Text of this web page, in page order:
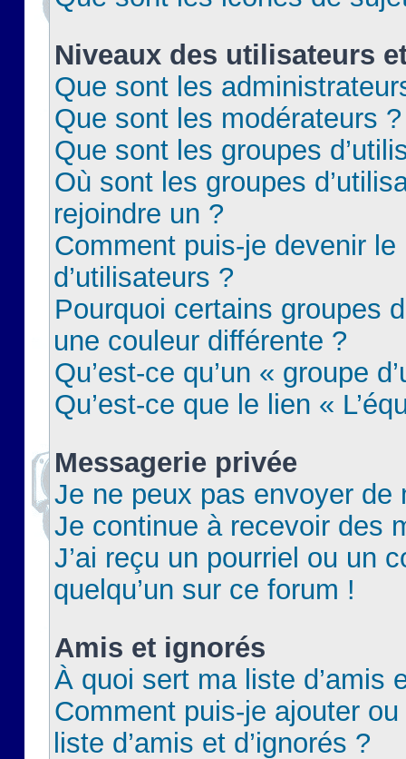
Niveaux des utilisateurs
Que sont les
Que sont les modérateurs ?
Que sont les groupes
Où sont les groupes
rejoindre un ?
Comment puis-je devenir le
d’utilisateurs ?
Pourquoi certains groupes
une couleur différente ?
Qu’est-ce qu’un « groupe
Qu’est-ce que le lien «
Messagerie privée
Je ne peux pas envoyer de
Je continue à recevoir des
J’ai reçu un pourriel ou un
quelqu’un sur ce forum !
Amis et ignorés
À quoi sert ma liste d’amis
Comment puis-je ajouter
liste d’amis et d’ignorés ?